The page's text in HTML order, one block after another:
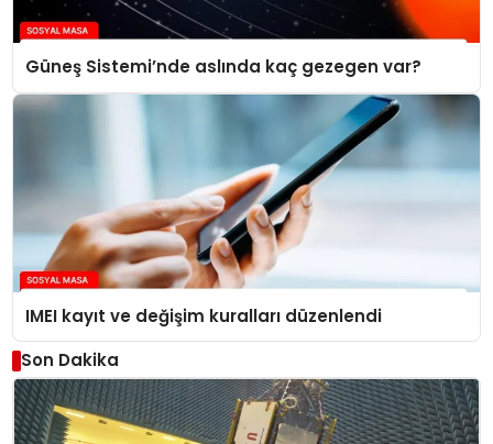
Güneş Sistemi’nde aslında kaç gezegen var?
IMEI kayıt ve değişim kuralları düzenlendi
Son Dakika